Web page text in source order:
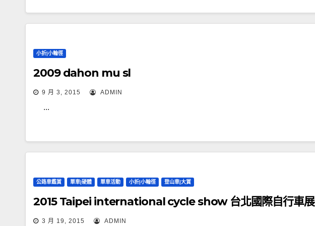
小折|小輪徑
2009 dahon mu sl
9 月 3, 2015 ADMIN
...
公路車鑑賞 單車|硬體 單車活動 小折|小輪徑 登山車|大賞
2015 Taipei international cycle show 台北國際自行車展
3 月 19, 2015 ADMIN